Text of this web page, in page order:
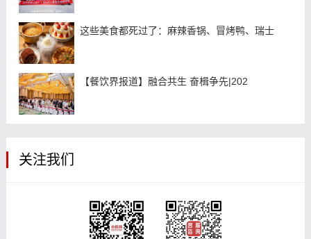
这些美食都死过了：麻辣香锅、冒烤鸭、瑞士
【餐饮界报道】融合共生 奋楫争先|202
关注我们